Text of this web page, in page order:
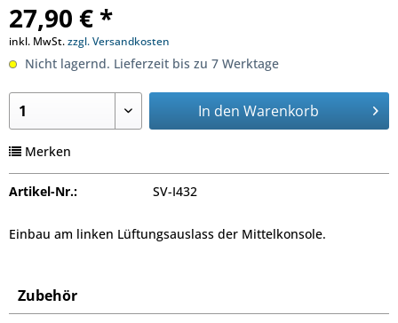
27,90 € *
inkl. MwSt.zzgl. Versandkosten
Nicht lagernd. Lieferzeit bis zu 7 Werktage
In den Warenkorb
Merken
Artikel-Nr.: SV-I432
Einbau am linken Lüftungsauslass der Mittelkonsole.
Zubehör